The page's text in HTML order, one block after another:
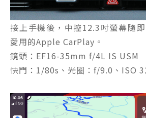
接上手機後，中控12.3吋螢幕隨
愛用的Apple CarPlay。
鏡頭：EF16-35mm f/4L IS USM
快門：1/80s、光圈：f/9.0、ISO